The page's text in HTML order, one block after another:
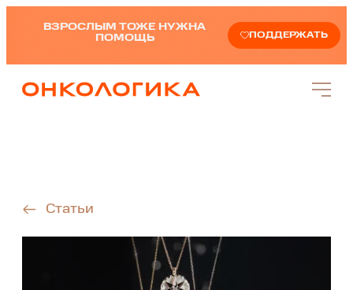
ВЗРОСЛЫМ ТОЖЕ НУЖНА
ПОМОЩЬ
ПОДДЕРЖАТЬ
Статьи